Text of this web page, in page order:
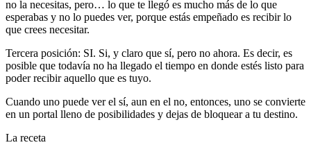
no la necesitas, pero… lo que te llegó es mucho más de lo que
esperabas y no lo puedes ver, porque estás empeñado es recibir lo
que crees necesitar.
Tercera posición: SI. Si, y claro que sí, pero no ahora. Es decir, es
posible que todavía no ha llegado el tiempo en donde estés listo para
poder recibir aquello que es tuyo.
Cuando uno puede ver el sí, aun en el no, entonces, uno se convierte
en un portal lleno de posibilidades y dejas de bloquear a tu destino.
La receta